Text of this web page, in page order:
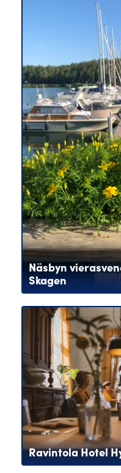
Näsbyn
Skagen
Ravintola Hotel